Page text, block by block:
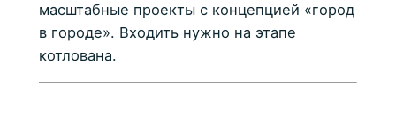
масштабные проекты с концепцией «город
в городе». Входить нужно на этапе
котлована.